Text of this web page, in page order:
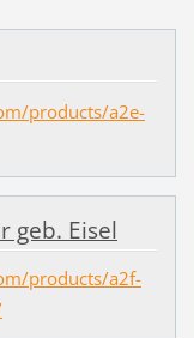
products/a2e-
geb. Eisel
products/a2f-